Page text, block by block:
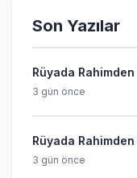
Son Yazılar
Rüyada Rahimden
3 gün önce
Rüyada
3 gün önce